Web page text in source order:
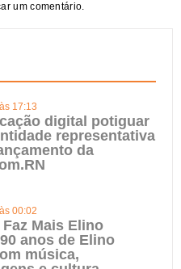
um comentário.
17:13
digital potiguar
representativa
da
00:02
Mais Elino
anos de Elino
música,